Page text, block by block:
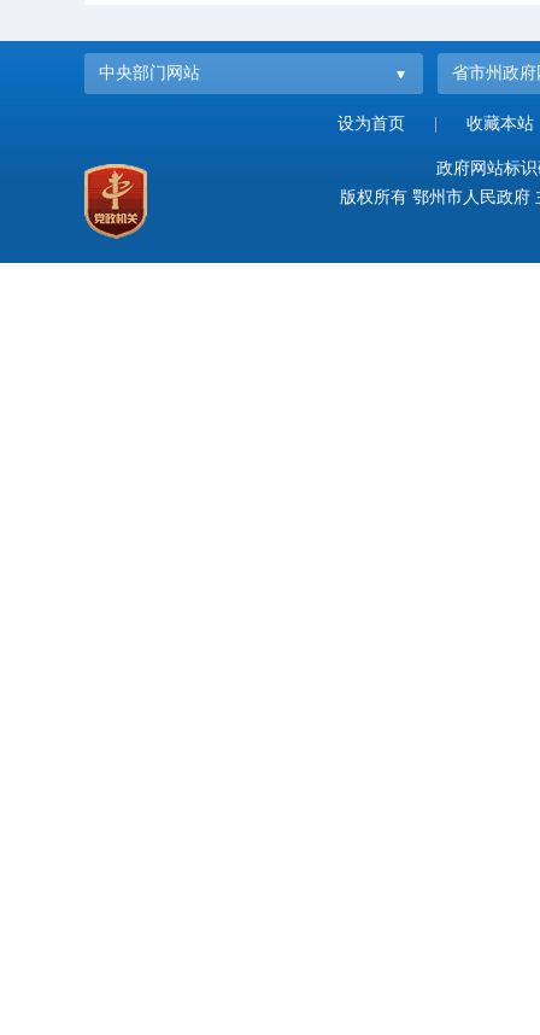
中央部门网站 省市州政府
设为首页 收藏本站
政府网站标
版权所有 鄂州市人民政府